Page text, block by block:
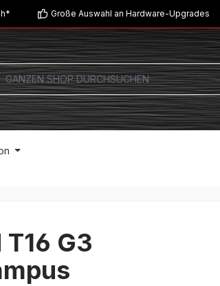
Große Auswahl an Hardware-Upgrades
G3